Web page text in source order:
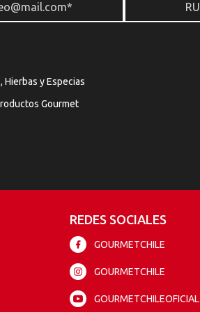
Hierbas y Especias
Gourmet
REDES SOCIALES
GOURMETCHILE
GOURMETCHILE
GOURMETCHILEOFICIAL